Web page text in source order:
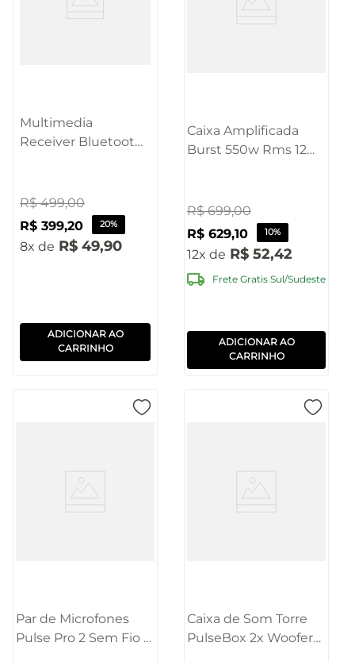
Multimedia
Receiver Bluetooth
Tela Android e iOS -
PS01MMOUT
[Reembalado]
R$ 499,00
R$ 399,20 20%
8 R$ 49,90
ADICIONAR AO
CARRINHO
Caixa Amplificada
Burst 550w Rms 12
[Reembalado]
R$ 699,00
R$ 629,10 10%
12 R$ 52,42
Frete Gratis Sul/Sudeste
ADICIONAR AO
CARRINHO
Par de Microfones
Pulse Pro 2 Sem Fio +
Caixa de Som Torre
PulseBox 2x Woofers